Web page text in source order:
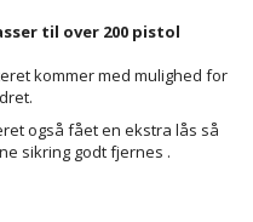
til over 200 pistol
kommer med mulighed for
også fået en ekstra lås så
sikring godt fjernes .